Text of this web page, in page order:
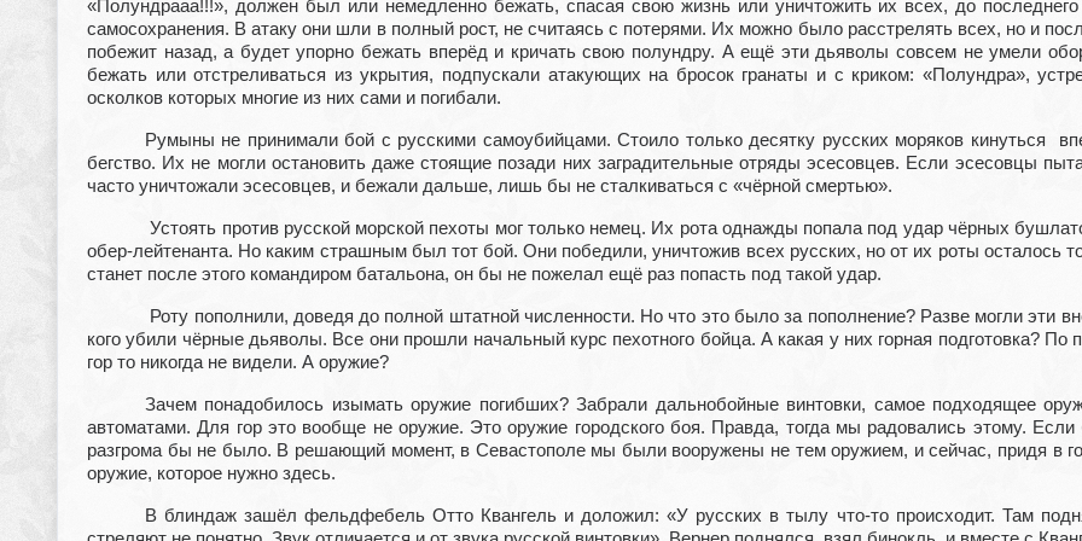
«Полундрааа!!!», должен был или немедленно бежать, спасая свою жизнь или уничтожить их всех, до
самосохранения. В атаку они шли в полный рост, не считаясь с потерями. Их можно было расстрелять всех, но и
побежит назад, а будет упорно бежать вперёд и кричать свою полундру. А ещё эти дьяволы совсем не умели
бежать или отстреливаться из укрытия, подпускали атакующих на бросок гранаты и с криком: «Полундра»,
осколков которых многие из них сами и погибали.
Румыны не принимали бой с русскими самоубийцами. Стоило только десятку русских моряков кинуться
бегство. Их не могли остановить даже стоящие позади них заградительные отряды эсесовцев. Если эсесовцы
часто уничтожали эсесовцев, и бежали дальше, лишь бы не сталкиваться с «чёрной смертью».
Устоять против русской морской пехоты мог только немец. Их рота однажды попала под удар чёрных
обер-лейтенанта. Но каким страшным был тот бой. Они победили, уничтожив всех русских, но от их роты осталось
станет после этого командиром батальона, он бы не пожелал ещё раз попасть под такой удар.
Роту пополнили, доведя до полной штатной численности. Но что это было за пополнение? Разве могли эти
кого убили чёрные дьяволы. Все они прошли начальный курс пехотного бойца. А какая у них горная подготовка? По
гор то никогда не видели. А оружие?
Зачем понадобилось изымать оружие погибших? Забрали дальнобойные винтовки, самое подходящее
автоматами. Для гор это вообще не оружие. Это оружие городского боя. Правда, тогда мы радовались этому.
разгрома бы не было. В решающий момент, в Севастополе мы были вооружены не тем оружием, и сейчас, придя в
оружие, которое нужно здесь.
В блиндаж зашёл фельдфебель Отто Квангель и доложил: «У русских в тылу что-то происходит. Там